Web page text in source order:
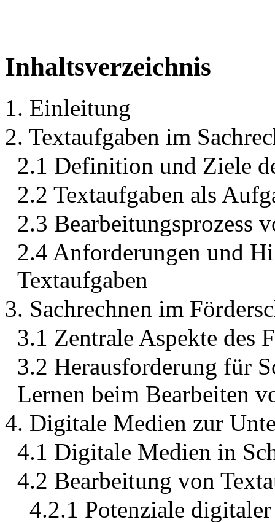
Inhaltsverzeichnis
1. Einleitung
2. Textaufgaben im
2.1 Definition und Ziele
2.2 Textaufgaben als
2.3 Bearbeitungsprozess
2.4 Anforderungen und
Textaufgaben
3. Sachrechnen im
3.1 Zentrale Aspekte des
3.2 Herausforderung für
Lernen beim Bearbeiten
4. Digitale Medien zur
4.1 Digitale Medien in
4.2 Bearbeitung von
4.2.1 Potenziale